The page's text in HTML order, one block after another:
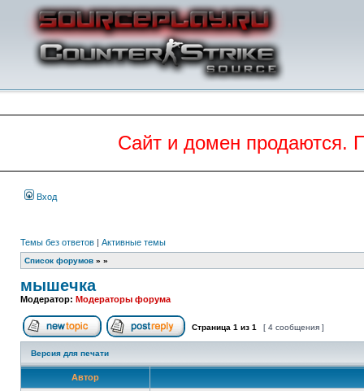
Сайт и домен продаются.
Вход
Темы без ответов | Активные темы
Список форумов » »
мышечка
Модератор: Модераторы форума
Начать новую тему Ответить на тему
Страница 1 из 1 [ 4 сообщения ]
Версия для печати
Автор